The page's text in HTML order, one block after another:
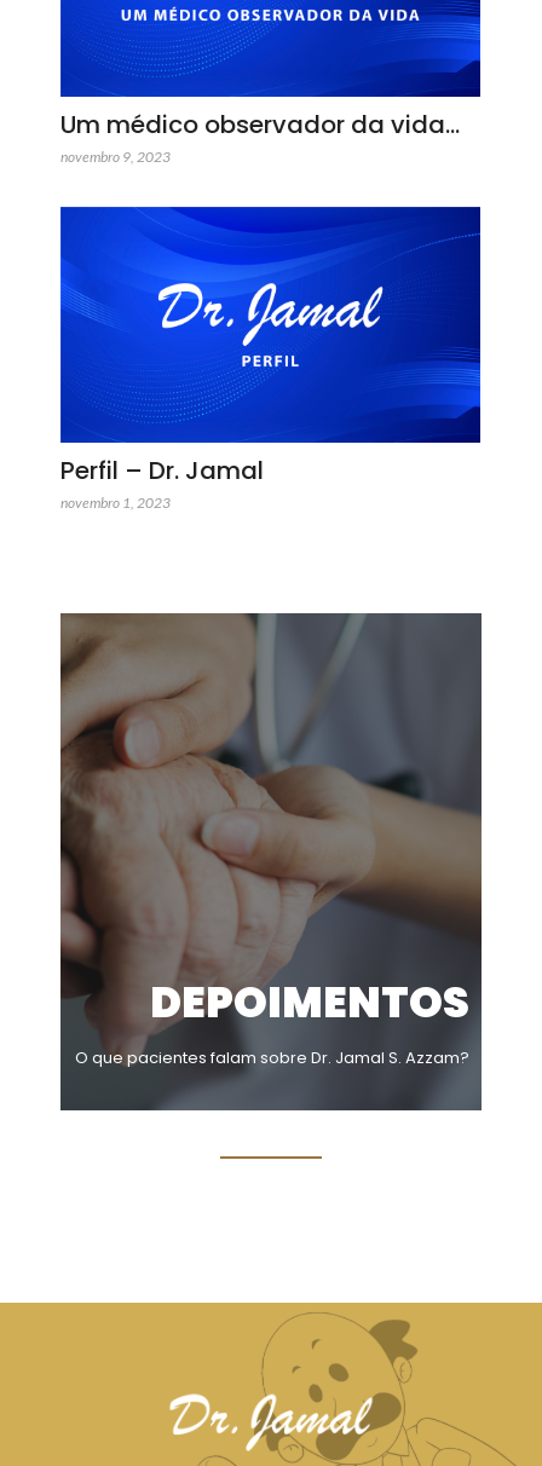
Um médico observador da vida…
novembro 9, 2023
Perfil – Dr. Jamal
novembro 1, 2023
DEPOIMENTOS
O que pacientes falam sobre Dr. Jamal S. Azzam?